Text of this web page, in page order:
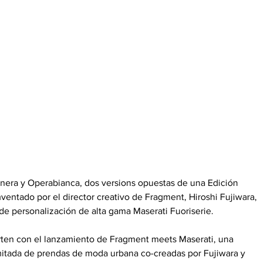
y Operabianca, dos versions opuestas de una Edición
por el director creativo de Fragment, Hiroshi Fujiwara,
personalización de alta gama Maserati Fuoriserie.
con el lanzamiento de Fragment meets Maserati, una
de prendas de moda urbana co-creadas por Fujiwara y